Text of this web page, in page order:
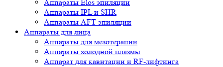
Аппараты Elos эпиляции
Аппараты IPL и SHR
Аппараты AFT эпиляции
Аппараты для лица
Аппараты для мезотерапии
Аппараты холодной плазмы
Аппарат для кавитации и RF-лифтинга